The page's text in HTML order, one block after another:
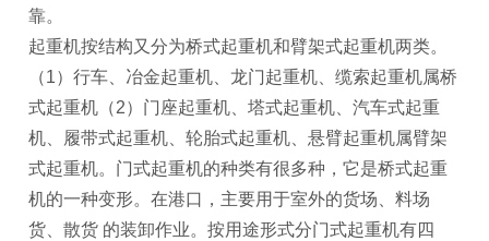
靠。
起重机按结构又分为桥式起重机和臂架式起重机两类。
（1）行车、冶金起重机、龙门起重机、缆索起重机属桥
式起重机（2）门座起重机、塔式起重机、汽车式起重
机、履带式起重机、轮胎式起重机、悬臂起重机属臂架
式起重机。门式起重机的种类有很多种，它是桥式起重
机的一种变形。在港口，主要用于室外的货场、料场
货、散货 的装卸作业。按用途形式分门式起重机有四